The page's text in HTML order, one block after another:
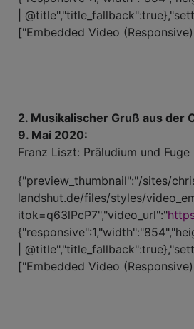
|
["Embedded Video
2. Musikalischer Gruß aus der
9. Mai 2020:
Franz Liszt: Präludium und
{"preview_thumbnail":"/sites/
landshut.de/files/styles/
itok=q63lPcP7","video_url":"
|
["Embedded Video